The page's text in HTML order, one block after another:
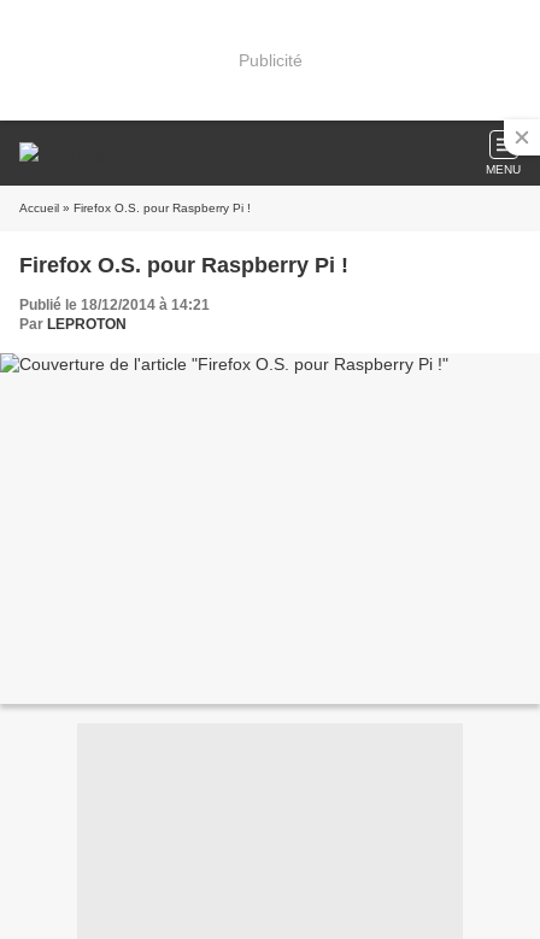
Publicité
MENU
Accueil » Firefox O.S. pour Raspberry Pi !
Firefox O.S. pour Raspberry Pi !
Publié le 18/12/2014 à 14:21
Par LEPROTON